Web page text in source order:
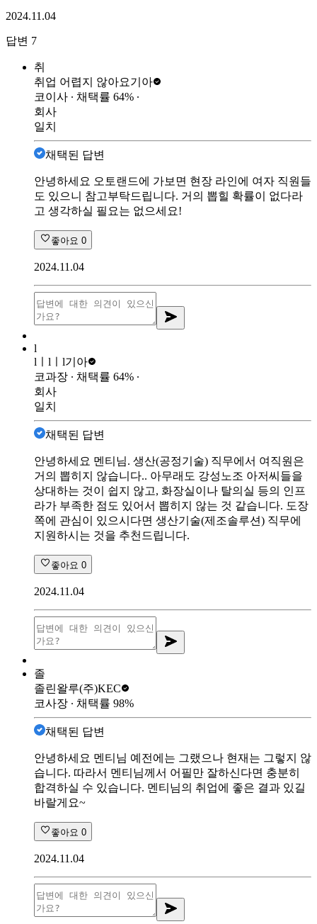
2024.11.04
답변 7
취
취업 어렵지 않아요기아
코이사 ∙ 채택률 64% ∙
회사
일치
채택된 답변
안녕하세요 오토랜드에 가보면 현장 라인에 여자 직원들
도 있으니 참고부탁드립니다. 거의 뽑힐 확률이 없다라
고 생각하실 필요는 없으세요!
좋아요 0
2024.11.04
l
lㅣlㅣl기아
코과장 ∙ 채택률 64% ∙
회사
일치
채택된 답변
안녕하세요 멘티님. 생산(공정기술) 직무에서 여직원은
거의 뽑히지 않습니다.. 아무래도 강성노조 아저씨들을
상대하는 것이 쉽지 않고, 화장실이나 탈의실 등의 인프
라가 부족한 점도 있어서 뽑히지 않는 것 같습니다. 도장
쪽에 관심이 있으시다면 생산기술(제조솔루션) 직무에
지원하시는 것을 추천드립니다.
좋아요 0
2024.11.04
졸
졸린왈루(주)KEC
코사장 ∙ 채택률 98%
채택된 답변
안녕하세요 멘티님 예전에는 그랬으나 현재는 그렇지 않
습니다. 따라서 멘티님께서 어필만 잘하신다면 충분히
합격하실 수 있습니다. 멘티님의 취업에 좋은 결과 있길
바랄게요~
좋아요 0
2024.11.04